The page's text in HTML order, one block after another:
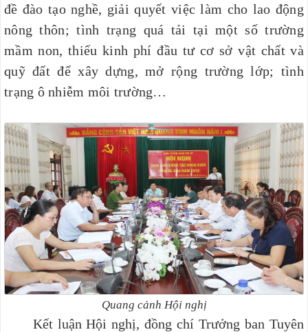
đề đào tạo nghề, giải quyết việc làm cho lao động
nông thôn; tình trạng quá tải tại một số trường
mầm non, thiếu kinh phí đầu tư cơ sở vật chất và
quỹ đất để xây dựng, mở rộng trường lớp; tình
trạng ô nhiễm môi trường…
Quang cảnh Hội nghị
Kết luận Hội nghị, đồng chí Trưởng ban Tuyên